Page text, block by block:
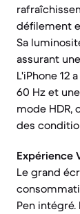
défilement
Sa
assurant
L'iPhone 12
60 Hz et
mode HDR,
des
Expérience
Le grand
Pen intégré.